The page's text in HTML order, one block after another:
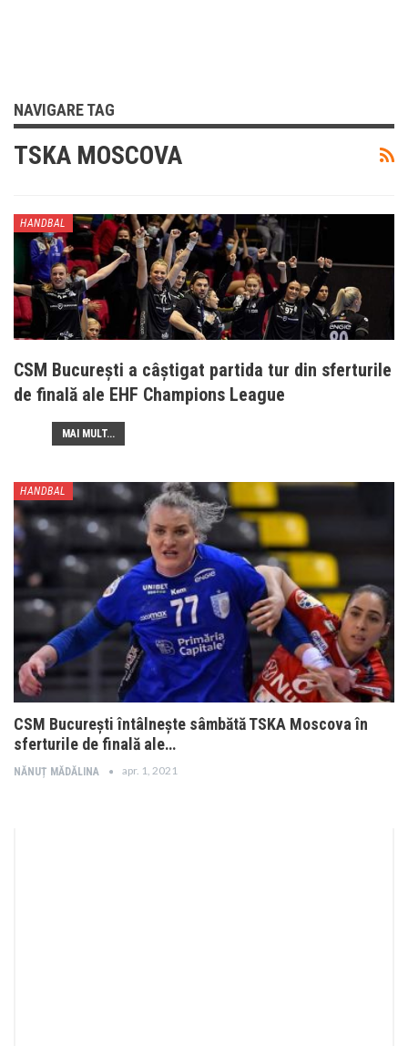
NAVIGARE TAG
TSKA MOSCOVA
HANDBAL
CSM București a câștigat partida tur din sferturile
de finală ale EHF Champions League
MAI MULT...
HANDBAL
CSM București întâlnește sâmbătă TSKA Moscova în
sferturile de finală ale…
NĂNUȚ MĂDĂLINA apr. 1, 2021